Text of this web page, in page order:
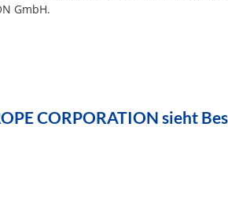
GmbH.
CORPORATION sieht